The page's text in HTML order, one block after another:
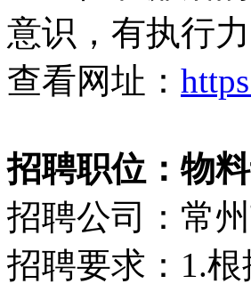
意识，有执行力
查看网址：
招聘职位：物
招聘公司：常
招聘要求：1.